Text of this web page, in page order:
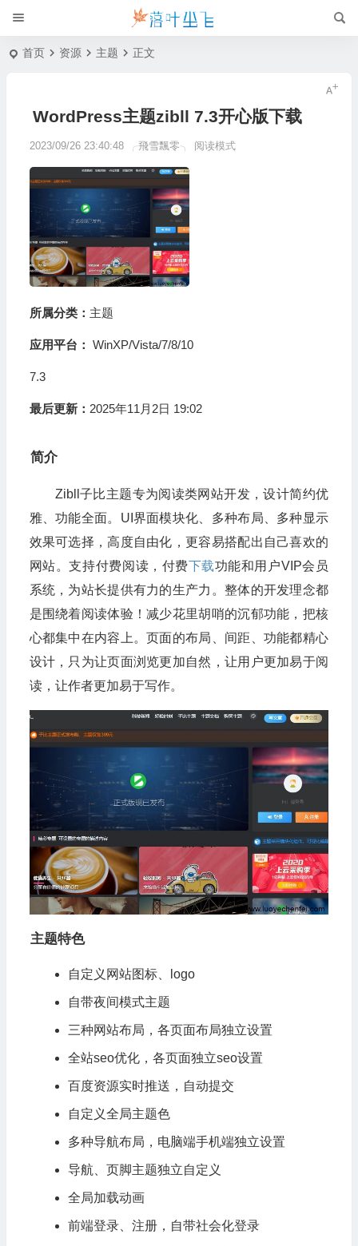
首页 资源 主题 正文
WordPress主题zibll 7.3开心版下载
2023/09/26 23:40:48 ╭飛雪飄零╮ 阅读模式
所属分类： 主题
应用平台： WinXP/Vista/7/8/10
7.3
最后更新： 2025年11月2日 19:02
简介
Zibll子比主题专为阅读类网站开发，设计简约优
雅、功能全面。UI界面模块化、多种布局、多种显示
效果可选择，高度自由化，更容易搭配出自己喜欢的
网站。支持付费阅读，付费下载功能和用户VIP会员
系统，为站长提供有力的生产力。整体的开发理念都
是围绕着阅读体验！减少花里胡哨的沉郁功能，把核
心都集中在内容上。页面的布局、间距、功能都精心
设计，只为让页面浏览更加自然，让用户更加易于阅
读，让作者更加易于写作。
主题特色
自定义网站图标、logo
自带夜间模式主题
三种网站布局，各页面布局独立设置
全站seo优化，各页面独立seo设置
百度资源实时推送，自动提交
自定义全局主题色
多种导航布局，电脑端手机端独立设置
导航、页脚主题独立自定义
全局加载动画
前端登录、注册，自带社会化登录